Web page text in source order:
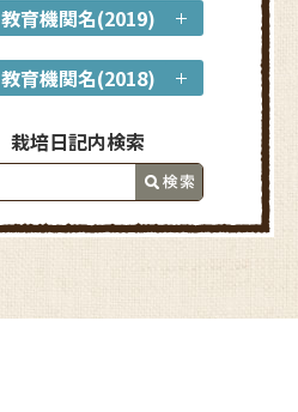
教育機関名(2019)
教育機関名(2018)
栽培日記内検索